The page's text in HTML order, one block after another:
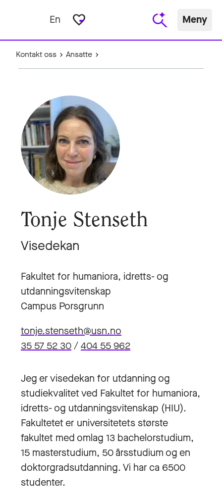
En favorite_border Meny
Kontakt oss Ansatte
Tonje Stenseth
Visedekan
Fakultet for humaniora, idretts- og
utdanningsvitenskap
Campus Porsgrunn
tonje.stenseth@usn.no
35 57 52 30/404 55 962
Jeg er visedekan for utdanning og
studiekvalitet ved Fakultet for humaniora,
idretts- og utdanningsvitenskap (HIU).
Fakultetet er universitetets største
fakultet med omlag 13 bachelorstudium,
15 masterstudium, 50 årsstudium og en
doktorgradsutdanning. Vi har ca 6500
studenter.